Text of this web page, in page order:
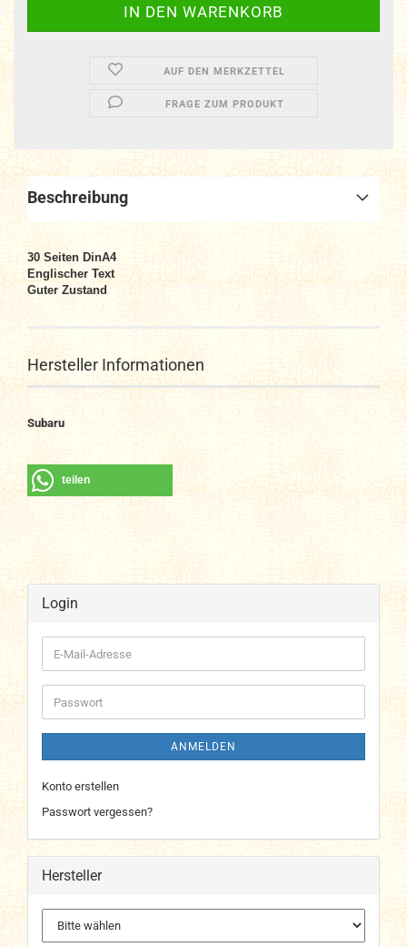
AUF DEN MERKZETTEL
FRAGE ZUM PRODUKT
Beschreibung
30 Seiten DinA4
Englischer Text
Guter Zustand
Hersteller Informationen
Subaru
teilen
Login
E-
Mail-
Adresse
Passwort
ANMELDEN
Konto erstellen
Passwort vergessen?
Hersteller